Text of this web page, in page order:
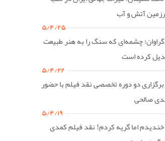
آتش و آب
۵/۴/۲۵
گراوان؛ چشمه‌ای که سنگ را به هنر طبیعت
کرده است
۵/۴/۲۲
برگزاری دو دوره تخصصی نقد فیلم با حضور
صالحی
۵/۴/۱۹
خندیدم اما گریه کردم! نقد فیلم کمدی